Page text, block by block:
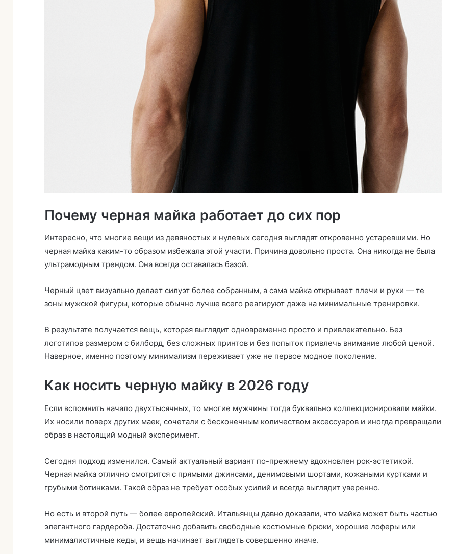
Почему черная майка работает до сих пор
Интересно, что многие вещи из девяностых и нулевых сегодня выглядят откровенно устаревшими. Но
черная майка каким-то образом избежала этой участи. Причина довольно проста. Она никогда не была
ультрамодным трендом. Она всегда оставалась базой.
Черный цвет визуально делает силуэт более собранным, а сама майка открывает плечи и руки — те
зоны мужской фигуры, которые обычно лучше всего реагируют даже на минимальные тренировки.
В результате получается вещь, которая выглядит одновременно просто и привлекательно. Без
логотипов размером с билборд, без сложных принтов и без попыток привлечь внимание любой ценой.
Наверное, именно поэтому минимализм переживает уже не первое модное поколение.
Как носить черную майку в 2026 году
Если вспомнить начало двухтысячных, то многие мужчины тогда буквально коллекционировали майки.
Их носили поверх других маек, сочетали с бесконечным количеством аксессуаров и иногда превращали
образ в настоящий модный эксперимент.
Сегодня подход изменился. Самый актуальный вариант по-прежнему вдохновлен рок-эстетикой.
Черная майка отлично смотрится с прямыми джинсами, денимовыми шортами, кожаными куртками и
грубыми ботинками. Такой образ не требует особых усилий и всегда выглядит уверенно.
Но есть и второй путь — более европейский. Итальянцы давно доказали, что майка может быть частью
элегантного гардероба. Достаточно добавить свободные костюмные брюки, хорошие лоферы или
минималистичные кеды, и вещь начинает выглядеть совершенно иначе.